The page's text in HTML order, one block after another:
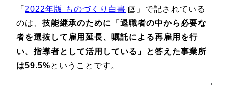
「 2022年版 ものづくり白書
」で記されている
のは、 技能継承のために「退職者の中から必要な
者を選抜して雇用延長、嘱託による再雇用を行
い、指導者として活用している」と答えた事業所
は59.5%ということです。